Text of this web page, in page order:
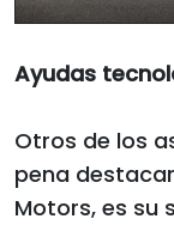
Ayudas
Otros de los
pena
Motors, es su